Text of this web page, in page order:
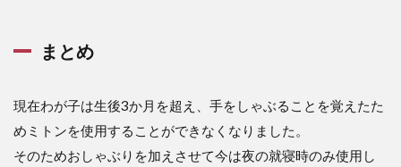
まとめ
現在わが子は生後3か月を超え、手をしゃぶることを覚えたた
めミトンを使用することができなくなりました。
そのためおしゃぶりを加えさせて今は夜の就寝時のみ使用し